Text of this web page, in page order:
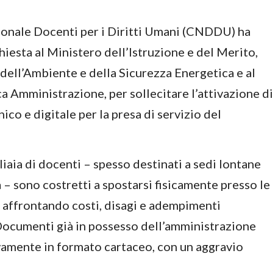
Docenti per i Diritti Umani (CNDDU) ha
al Ministero dell’Istruzione e del Merito,
e della Sicurezza Energetica e al
Amministrazione, per sollecitare l’attivazione di
e digitale per la presa di servizio del
di docenti – spesso destinati a sedi lontane
sono costretti a spostarsi fisicamente presso le
costi, disagi e adempimenti
già in possesso dell’amministrazione
in formato cartaceo, con un aggravio